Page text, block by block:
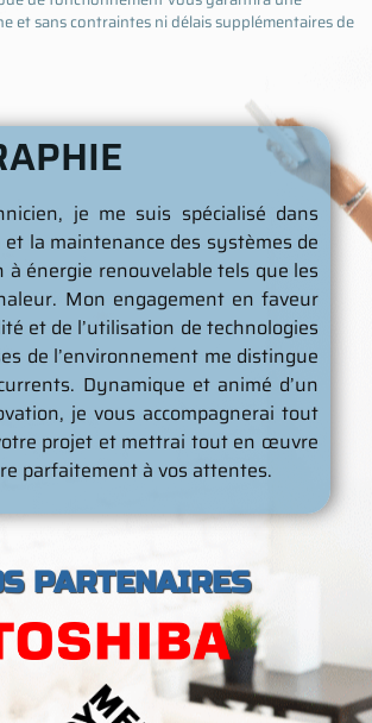
et sans contraintes ni délais supplémentaires de
je me suis spécialisé dans
et la maintenance des systèmes de
à énergie renouvelable tels que les
Mon engagement en faveur
et de l’utilisation de technologies
de l’environnement me distingue
Dynamique et animé d’un
je vous accompagnerai tout
projet et mettrai tout en œuvre
parfaitement à vos attentes.
PARTENAIRES